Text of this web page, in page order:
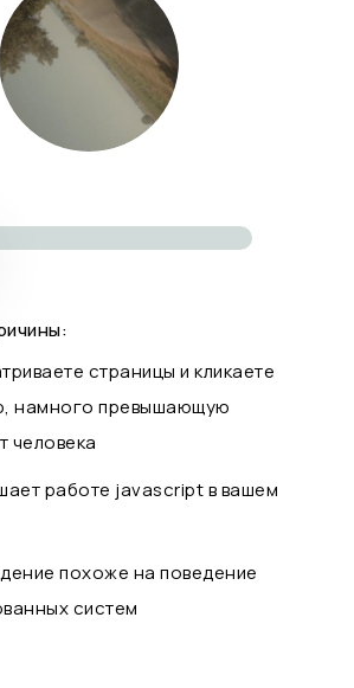
страницы и кликаете
намного превышающую
человека
работе javascript в вашем
похоже на поведение
систем